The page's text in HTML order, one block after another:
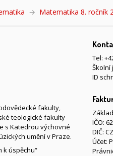
Matematika 8. ročník
fakulty,
teologické fakulty
s Katedrou výchovné
umění v Praze.
k úspěchu“
Tel:
Školní
ID
IČO:
DIČ:
Účet: